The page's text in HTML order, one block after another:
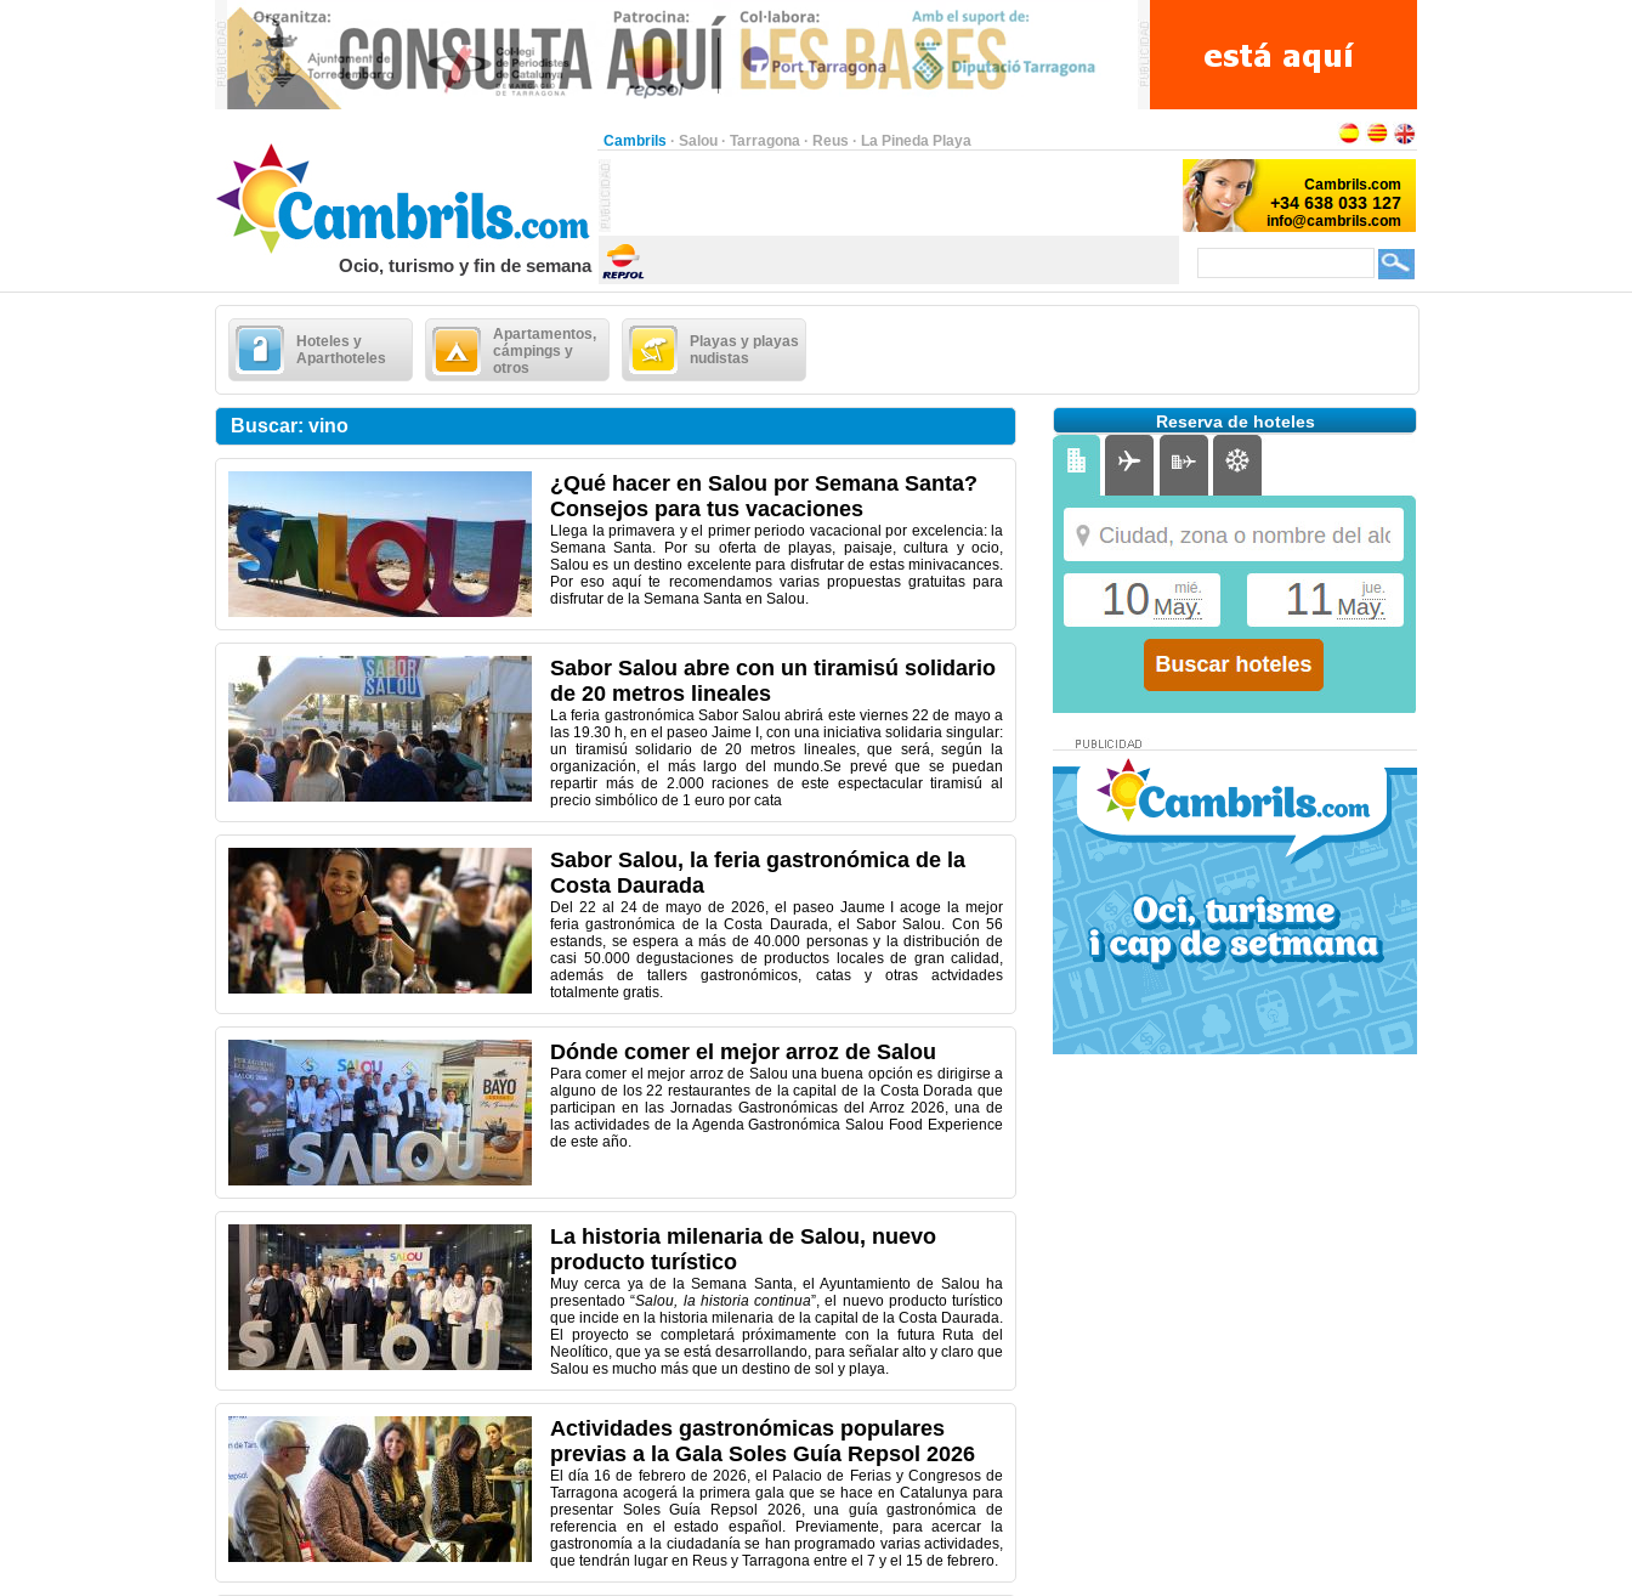
Cambrils · Salou · Tarragona · Reus · La Pineda Playa
Ocio, turismo y fin de semana
Hoteles y
Aparthoteles
Apartamentos,
cámpings y
otros
Playas y playas
nudistas
Buscar: vino
¿Qué hacer en Salou por Semana Santa?
Consejos para tus vacaciones
Llega la primavera y el primer periodo vacacional por excelencia: la
Semana Santa. Por su oferta de playas, paisaje, cultura y ocio,
Salou es un destino excelente para disfrutar de estas minivacances.
Por eso aquí te recomendamos varias propuestas gratuitas para
disfrutar de la Semana Santa en Salou.
Sabor Salou abre con un tiramisú solidario
de 20 metros lineales
La feria gastronómica Sabor Salou abrirá este viernes 22 de mayo a
las 19.30 h, en el paseo Jaime I, con una iniciativa solidaria singular:
un tiramisú solidario de 20 metros lineales, que será, según la
organización, el más largo del mundo.Se prevé que se puedan
repartir más de 2.000 raciones de este espectacular tiramisú al
precio simbólico de 1 euro por cata
Sabor Salou, la feria gastronómica de la
Costa Daurada
Del 22 al 24 de mayo de 2026, el paseo Jaume I acoge la mejor
feria gastronómica de la Costa Daurada, el Sabor Salou. Con 56
estands, se espera a más de 40.000 personas y la distribución de
casi 50.000 degustaciones de productos locales de gran calidad,
además de tallers gastronómicos, catas y otras actvidades
totalmente gratis.
Dónde comer el mejor arroz de Salou
Para comer el mejor arroz de Salou una buena opción es dirigirse a
alguno de los 22 restaurantes de la capital de la Costa Dorada que
participan en las Jornadas Gastronómicas del Arroz 2026, una de
las actividades de la Agenda Gastronómica Salou Food Experience
de este año.
La historia milenaria de Salou, nuevo
producto turístico
Muy cerca ya de la Semana Santa, el Ayuntamiento de Salou ha
presentado “Salou, la historia continua”, el nuevo producto turístico
que incide en la historia milenaria de la capital de la Costa Daurada.
El proyecto se completará próximamente con la futura Ruta del
Neolítico, que ya se está desarrollando, para señalar alto y claro que
Salou es mucho más que un destino de sol y playa.
Actividades gastronómicas populares
previas a la Gala Soles Guía Repsol 2026
El día 16 de febrero de 2026, el Palacio de Ferias y Congresos de
Tarragona acogerá la primera gala que se hace en Catalunya para
presentar Soles Guía Repsol 2026, una guía gastronómica de
referencia en el estado español. Previamente, para acercar la
gastronomía a la ciudadanía se han programado varias actividades,
que tendrán lugar en Reus y Tarragona entre el 7 y el 15 de febrero.
Reserva de hoteles